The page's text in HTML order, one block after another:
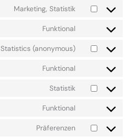
Marketing, Statistik
Funktional
Statistics (anonymous)
Funktional
Statistik
Funktional
Präferenzen